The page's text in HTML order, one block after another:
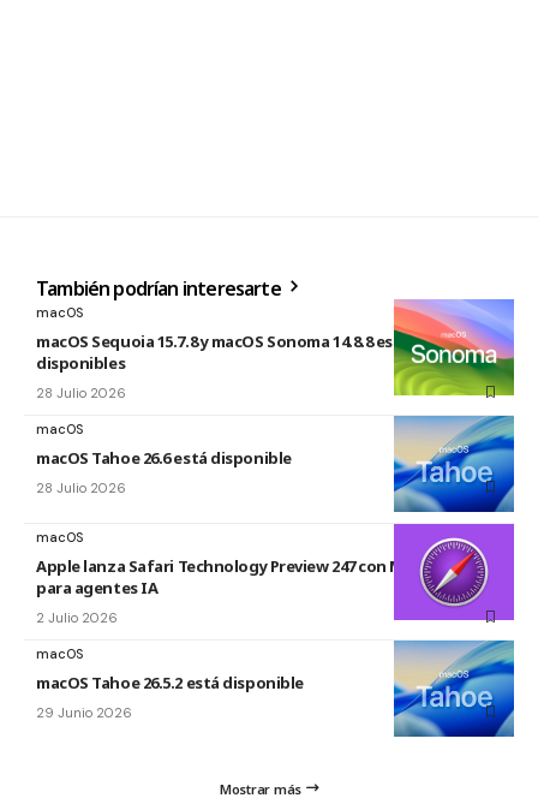
También podrían interesarte
macOS
macOS Sequoia 15.7.8 y macOS Sonoma 14.8.8 están
disponibles
28 Julio 2026
macOS
macOS Tahoe 26.6 está disponible
28 Julio 2026
macOS
Apple lanza Safari Technology Preview 247 con MCP Server
para agentes IA
2 Julio 2026
macOS
macOS Tahoe 26.5.2 está disponible
29 Junio 2026
Mostrar más